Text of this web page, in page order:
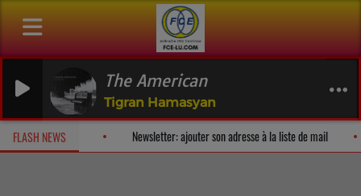
The American
Tigran Hamasyan
FLASH NEWS Fan Releases & Merch Newsletter: ajouter son adresse